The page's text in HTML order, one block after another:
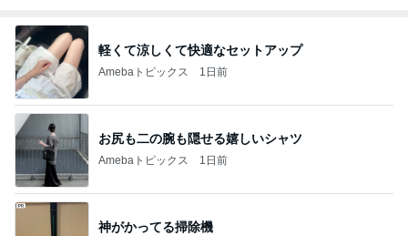
軽くて涼しくて快適なセットアップ
Amebaトピックス 1日前
お尻も二の腕も隠せる嬉しいシャツ
Amebaトピックス 1日前
神がかってる掃除機